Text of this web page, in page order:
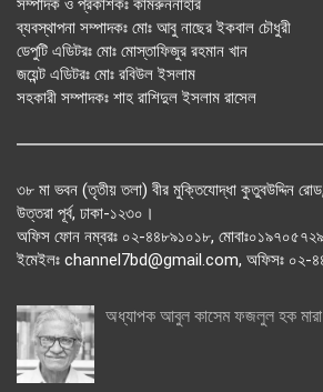
সম্পাদক ও প্রকাশকঃ কামরুননাহার
ব্যবস্থাপনা সম্পাদকঃ মোঃ আবু নাছের ইকবাল চৌধুরী
ডেপুটি এডিটরঃ মোঃ মোস্তাফিজুর রহমান খান
জয়েন্ট এডিটরঃ মোঃ রবিউল ইসলাম
সহকারী সম্পাদকঃ শাহ রাশিদুল ইসলাম রাসেল
৩৮ মা ভবন (তৃতীয় তলা) বীর মুক্তিযোদ্ধা কুতুবউদ্দিন
উত্তরা পূর্ব, ঢাকা-১২৩০।
অফিস ফোন নম্বরঃ ০২-৪৪৮৯১০১৮,
ইমেইলঃ channel7bd@gmail.com, অফিসঃ ০২-
অধ্যাপক আবুল কাসেম ফজলুল হক